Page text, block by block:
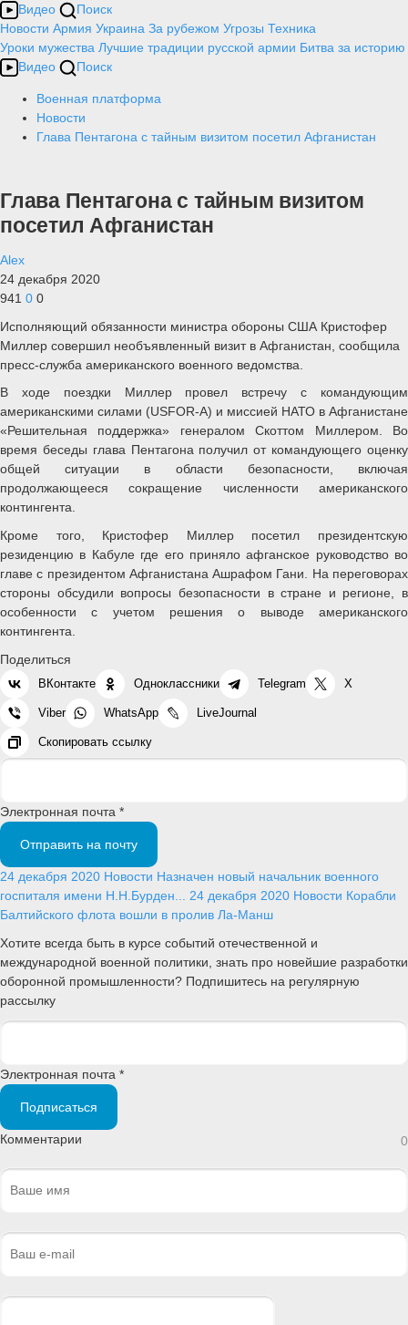
Видео
Поиск
Новости Армия Украина За рубежом Угрозы Техника
Уроки мужества Лучшие традиции русской армии Битва за историю
Видео
Поиск
Военная платформа
Новости
Глава Пентагона с тайным визитом посетил Афганистан
Глава Пентагона с тайным визитом
посетил Афганистан
Alex
24 декабря 2020
941 0 0
Исполняющий обязанности министра обороны США Кристофер
Миллер совершил необъявленный визит в Афганистан, сообщила
пресс-служба американского военного ведомства.
В ходе поездки Миллер провел встречу с командующим
американскими силами (USFOR-A) и миссией НАТО в Афганистане
«Решительная поддержка» генералом Скоттом Миллером. Во
время беседы глава Пентагона получил от командующего оценку
общей ситуации в области безопасности, включая
продолжающееся сокращение численности американского
контингента.
Кроме того, Кристофер Миллер посетил президентскую
резиденцию в Кабуле где его приняло афганское руководство во
главе с президентом Афганистана Ашрафом Гани. На переговорах
стороны обсудили вопросы безопасности в стране и регионе, в
особенности с учетом решения о выводе американского
контингента.
Поделиться
ВКонтакте Одноклассники Telegram X
Viber WhatsApp LiveJournal
Скопировать ссылку
Электронная почта *
Отправить на почту
24 декабря 2020 Новости Назначен новый начальник военного
госпиталя имени Н.Н.Бурден... 24 декабря 2020 Новости Корабли
Балтийского флота вошли в пролив Ла-Манш
Хотите всегда быть в курсе событий отечественной и
международной военной политики, знать про новейшие разработки
оборонной промышленности? Подпишитесь на регулярную
рассылку
Электронная почта *
Подписаться
Комментарии 0